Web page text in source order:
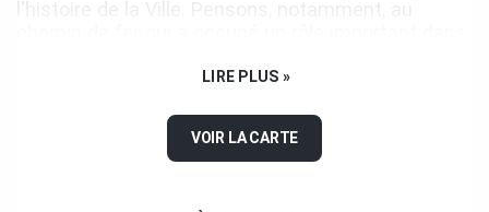
L'application mobile BaladoDécouverte vous
permet de vivre une expérience optimisée. Elle
LIRE PLUS »
VOIR LA CARTE